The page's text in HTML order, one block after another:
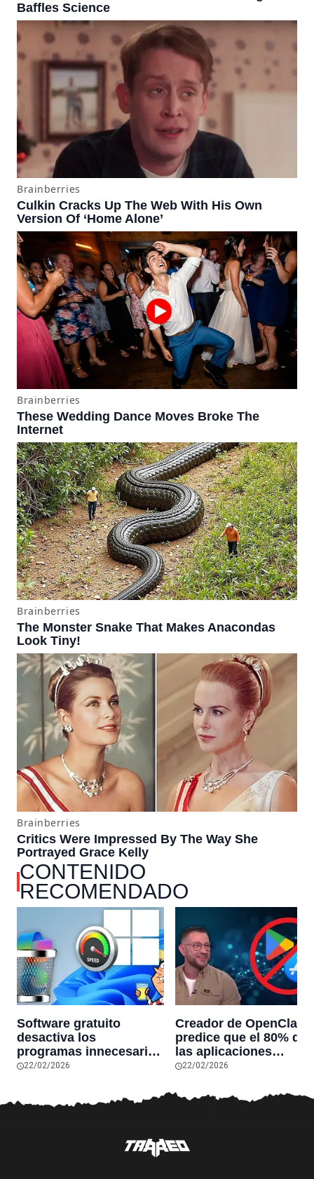
CONTENIDO
RECOMENDADO
Software gratuito
desactiva los
programas innecesarios
de Windows 11 y
reduciendo el uso de la
RAM y mucho más
22/02/2026
Creador de OpenClaw
predice que el 80% de
las aplicaciones
actuales
sobrevivirán las
aplicaciones con
hardware
22/02/2026